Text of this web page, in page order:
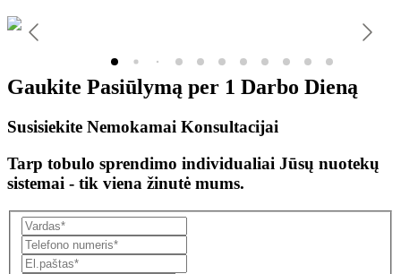
Gaukite Pasiūlymą per 1 Darbo Dieną
Susisiekite Nemokamai Konsultacijai
Tarp tobulo sprendimo individualiai Jūsų nuotekų
sistemai - tik viena žinutė mums.